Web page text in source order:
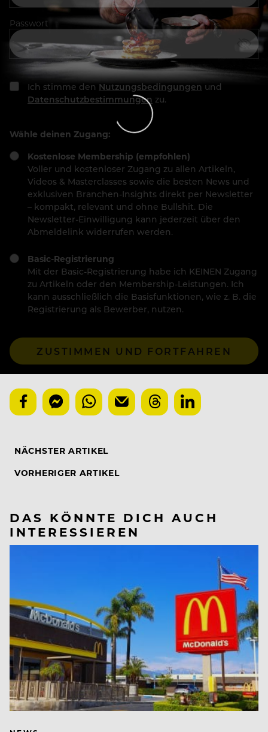
Passwort
Ich stimme den Nutzungsbedingungen und
Datenschutzbestimmungen zu.
Wähle deinen Zugang:
Kostenlose Membership (empfohlen)
Voller und kostenloser Zugang zu allen Artikeln,
Videos & Masterclasses sowie die besten News und
exklusiven Branchen-Insights direkt per Newsletter
– kompakt, relevant und ohne Bullshit. Die
Newsletter-Einwilligung kann jederzeit über den
Abmeldelink widerrufen werden.
Basic-Registrierung
Mit der Basic-Registrierung habe ich KEINEN Zugang
zu Artikeln oder den Membership-Leistungen. Ich
kann ausschließlich die Basisfunktionen, wie z. B. die
Registrierung als Bewerber, nutzen.
ZUSTIMMEN UND FORTFAHREN
NÄCHSTER ARTIKEL
VORHERIGER ARTIKEL
DAS KÖNNTE DICH AUCH
INTERESSIEREN